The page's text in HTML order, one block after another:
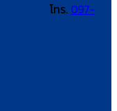
โทร. 097-